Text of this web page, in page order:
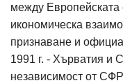
между
икономическа
признаване и
1991 г. - Хърватия и
независимост от